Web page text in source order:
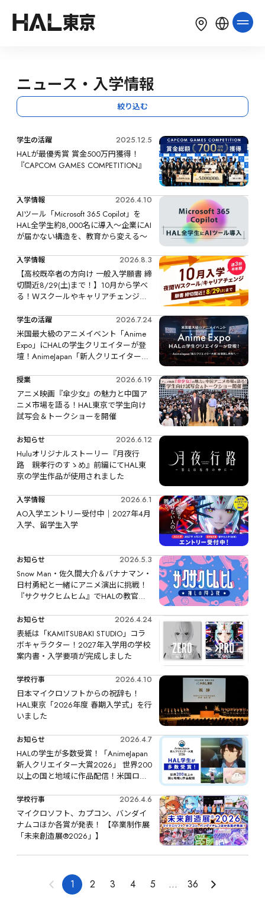
LANGUAGE
한국어 Tiếng Việt
ニュース・入学情報
絞り込む
学生の活躍
2025.12.5
HALが最優秀賞 賞金500万円獲得！
『CAPCOM GAMES COMPETITION』
入学情報
2026.4.10
AIツール「Microsoft 365 Copilot」を
HAL全学生約8,000名に導入～企業にAI
が届かない構造を、教育から変える～
入学情報
2026.8.3
【高校既卒者の方向け 一般入学願書 締
切間近8/29(土)まで！】10月から学べ
る！Ｗスクールやキャリアチェンジな
学生の活躍
2026.7.24
米国最大級のアニメイベント「Anime
Expo」にHALの学生クリエイターが登
壇！AnimeJapan「新人クリエイター大
授業
2026.6.19
アニメ映画『傘少女』の魅力と中国ア
ニメ市場を語る！HAL東京で学生向け
試写会＆トークショーを開催
お知らせ
2026.6.12
Huluオリジナルストーリー『月夜行
路　親孝行のすゝめ』前編にてHAL東
京の学生作品が使用されました
入学情報
2026.6.1
AO入学エントリー受付中｜2027年4月
入学、留学生入学
お知らせ
2026.5.3
Snow Man・佐久間大介＆バナナマン・
日村勇紀と一緒にアニメ演出に挑戦！
『サクサクヒムヒム』でHALの教官が
お知らせ
2026.4.24
表紙は「KAMITSUBAKI STUDIO」コラ
ボキャラクター！2027年入学用の学校
案内書・入学要項が完成しました
学校行事
2026.4.10
日本マイクロソフトからの祝辞も！
HAL東京「2026年度 春期入学式」を行
いました
お知らせ
2026.4.7
HALの学生が多数受賞！「AnimeJapan
新人クリエイター大賞2026」 世界200
以上の国と地域に作品配信！米国ロサ
にも招待
学校行事
2026.4.6
マイクロソフト、カプコン、バンダイ
ナムコほか各賞が発表！ 【卒業制作展
「未来創造展®️2026」】
1 2 3 4 5 ... 36